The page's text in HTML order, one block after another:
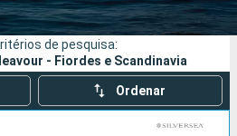
Companhias
Pesquisar
de pesquisa:
- Fiordes e Scandinavia
Ordenar